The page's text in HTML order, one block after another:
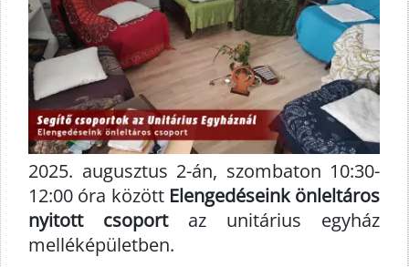
2025. augusztus 2-án, szombaton 10:30-
12:00 óra között Elengedéseink önleltáros
nyitott csoportaz unitárius egyház
melléképületben.